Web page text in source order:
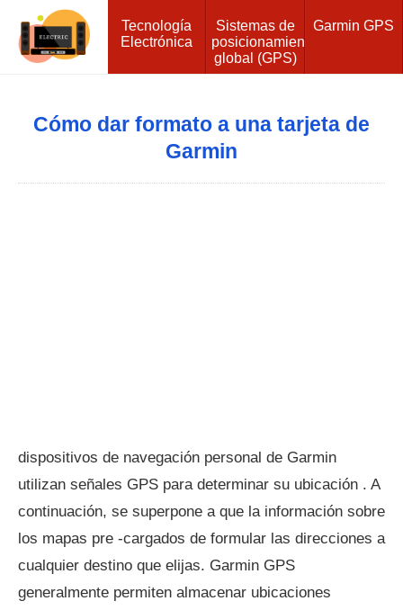
Tecnología
Electrónica
Sistemas de
posicionamiento
global (GPS)
Garmin GPS
Cómo dar formato a una tarjeta de
Garmin
dispositivos de navegación personal de Garmin
utilizan señales GPS para determinar su ubicación . A
continuación, se superpone a que la información sobre
los mapas pre -cargados de formular las direcciones a
cualquier destino que elijas. Garmin GPS
generalmente permiten almacenar ubicaciones